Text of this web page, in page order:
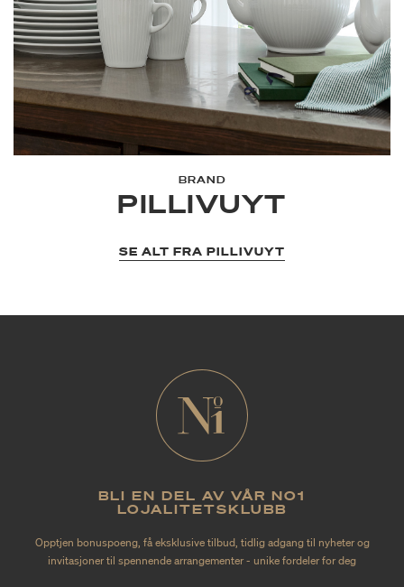
BRAND
PILLIVUYT
SE ALT FRA PILLIVUYT
BLI EN DEL AV VÅR NO1
LOJALITETSKLUBB
Opptjen bonuspoeng, få eksklusive tilbud, tidlig adgang til nyheter og
invitasjoner til spennende arrangementer - unike fordeler for deg